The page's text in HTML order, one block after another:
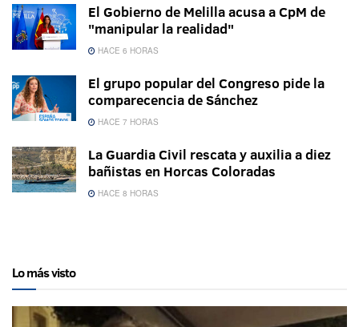
El Gobierno de Melilla acusa a CpM de
"manipular la realidad"
HACE 6 HORAS
El grupo popular del Congreso pide la
comparecencia de Sánchez
HACE 7 HORAS
La Guardia Civil rescata y auxilia a diez
bañistas en Horcas Coloradas
HACE 8 HORAS
Lo más visto